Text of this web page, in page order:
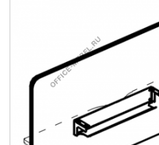
Заказ каталога
Заказать обратный звонок